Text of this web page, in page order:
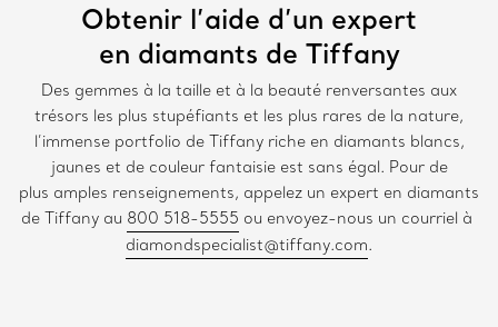
Obtenir l’aide d’un expert
en diamants de Tiffany
Des gemmes à la taille et à la beauté renversantes aux
trésors les plus stupéfiants et les plus rares de la nature,
l’immense portfolio de Tiffany riche en diamants blancs,
jaunes et de couleur fantaisie est sans égal. Pour de
plus amples renseignements, appelez un expert en diamants
de Tiffany au 800 518-5555 ou envoyez-nous un courriel à
diamondspecialist@tiffany.com.